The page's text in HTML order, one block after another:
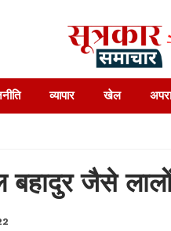
व्यापार खेल
जैसे